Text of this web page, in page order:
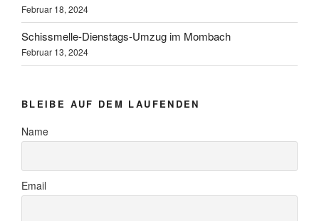
Februar 18, 2024
Schissmelle-Dienstags-Umzug im Mombach
Februar 13, 2024
BLEIBE AUF DEM LAUFENDEN
Name
Email